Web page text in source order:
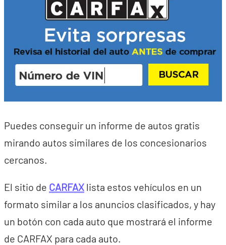
Puedes conseguir un informe de autos gratis
mirando autos similares de los concesionarios
cercanos.
El sitio de CARFAX lista estos vehículos en un
formato similar a los anuncios clasificados, y hay
un botón con cada auto que mostrará el informe
de CARFAX para cada auto.